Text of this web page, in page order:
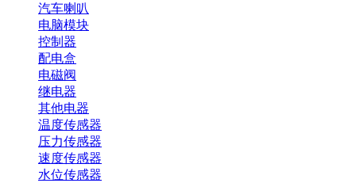
汽车喇叭
电脑模块
控制器
配电盒
电磁阀
继电器
其他电器
温度传感器
压力传感器
速度传感器
水位传感器